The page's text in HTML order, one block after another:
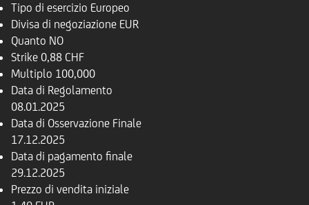
Tipo di esercizio Europeo
Divisa di negoziazione EUR
Quanto NO
Strike 0,88 CHF
Multiplo 100,000
Data di Regolamento
08.01.2025
Data di Osservazione Finale
17.12.2025
Data di pagamento finale
29.12.2025
Prezzo di vendita iniziale